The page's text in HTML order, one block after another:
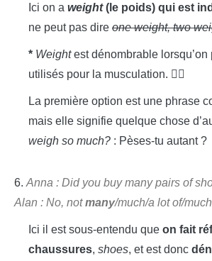
Ici on a weight(le poids) qui est
ne peut pas dire one weight, two
* Weightest dénombrable lorsqu’on
utilisés pour la musculation. 🏋️‍♀️
La première option est une phrase
mais elle signifie quelque chose
weigh so much? : Pèses-tu autant ?
6. Anna : Did you buy many pairs of
Alan : No, notmany/much/a lot of/
Ici il est sous-entendu que on fait
chaussures, shoes, et est donc